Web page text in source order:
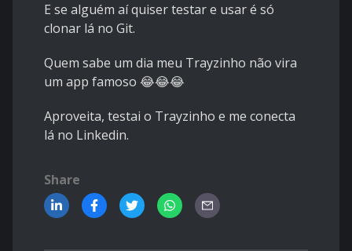
E se alguém aí quiser testar e usar é só
clonar lá no Git.
Quem sabe um dia meu Trayzinho não vira
um app famoso 😂😂😂
Aproveita, testai o Trayzinho e me conecta
lá no Linkedin.
Share